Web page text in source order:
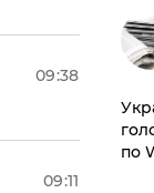
09:38
09:11
по